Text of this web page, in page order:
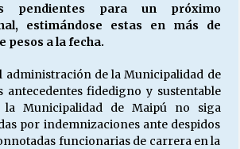
A SER ALTERNATIVA
HONORARIOS, DESPIDOS
28/05/2026
pendientes para un próximo
estimándose estas en más de
pesos a la fecha.
administración de la Municipalidad de
antecedentes fidedigno y sustentable
la Municipalidad de Maipú no siga
por indemnizaciones ante despidos
funcionarias de carrera en la